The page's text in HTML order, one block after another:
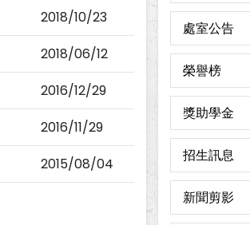
2018/10/23
2018/06/12
2016/12/29
2016/11/29
2015/08/04
處室公告
榮譽榜
獎助學金
招生訊息
新聞剪影